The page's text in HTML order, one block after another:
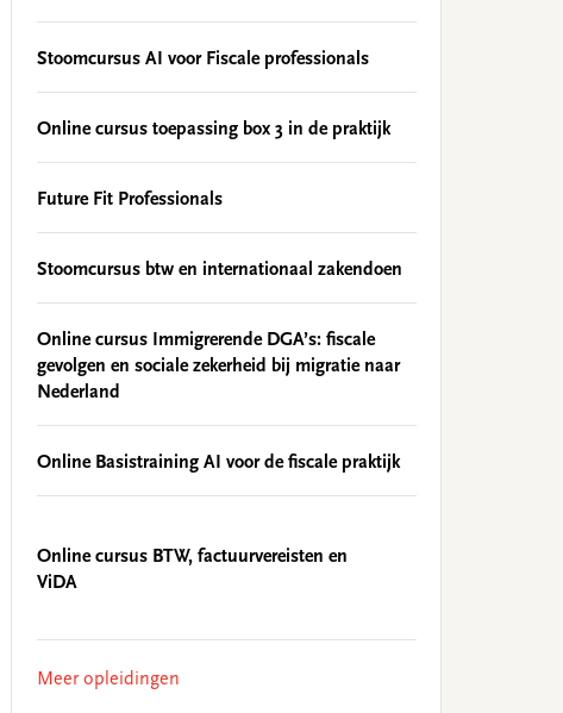
Stoomcursus AI voor Fiscale professionals
Online cursus toepassing box 3 in de praktijk
Future Fit Professionals
Stoomcursus btw en internationaal zakendoen
Online cursus Immigrerende DGA’s: fiscale
gevolgen en sociale zekerheid bij migratie naar
Nederland
Online Basistraining AI voor de fiscale praktijk
Online cursus BTW, factuurvereisten en
ViDA
Meer opleidingen